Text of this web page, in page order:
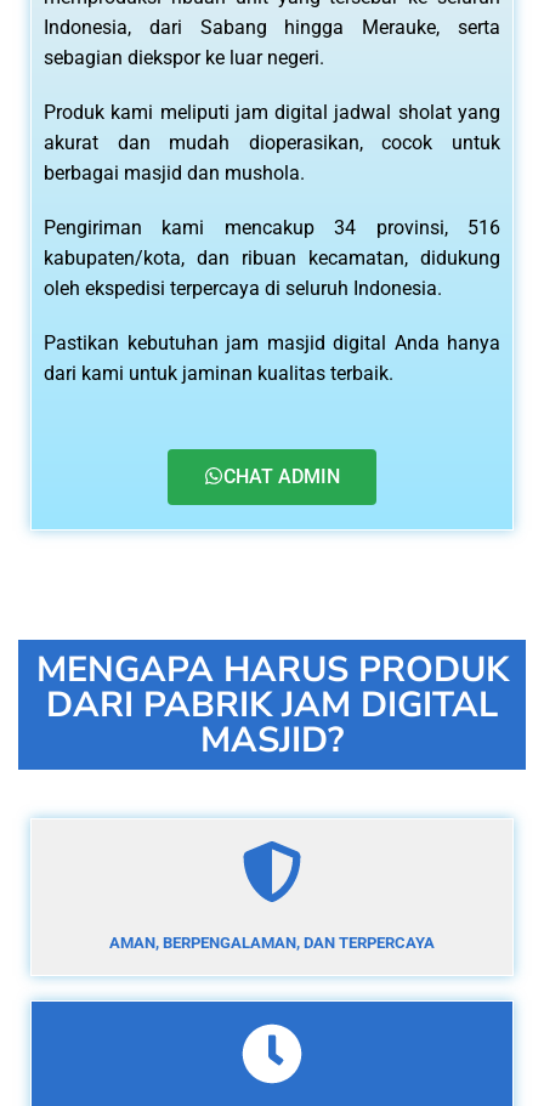
Indonesia, dari Sabang hingga Merauke, serta
sebagian diekspor ke luar negeri.
Produk kami meliputi jam digital jadwal sholat yang
akurat dan mudah dioperasikan, cocok untuk
berbagai masjid dan mushola.
Pengiriman kami mencakup 34 provinsi, 516
kabupaten/kota, dan ribuan kecamatan, didukung
oleh ekspedisi terpercaya di seluruh Indonesia.
Pastikan kebutuhan jam masjid digital Anda hanya
dari kami untuk jaminan kualitas terbaik.
CHAT ADMIN
MENGAPA HARUS PRODUK
DARI PABRIK JAM DIGITAL
MASJID?
AMAN, BERPENGALAMAN, DAN TERPERCAYA